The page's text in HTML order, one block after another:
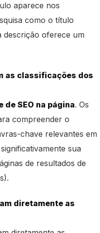
aparece nos
como o título
descrição oferece um
as classificações dos
de SEO na página. Os
compreender o
chave relevantes em
sua
de resultados de
diretamente as